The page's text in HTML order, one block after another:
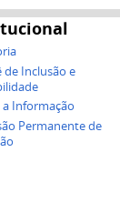
de Inclusão e
a Informação
Permanente de